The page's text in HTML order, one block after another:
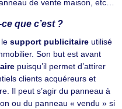
de vente maison, etc…
que c’est ?
support publicitaire utilisé
Son but est avant
puisqu’il permet d’attirer
clients acquéreurs et
Il peut s’agir du panneau à
ou du panneau « vendu » si